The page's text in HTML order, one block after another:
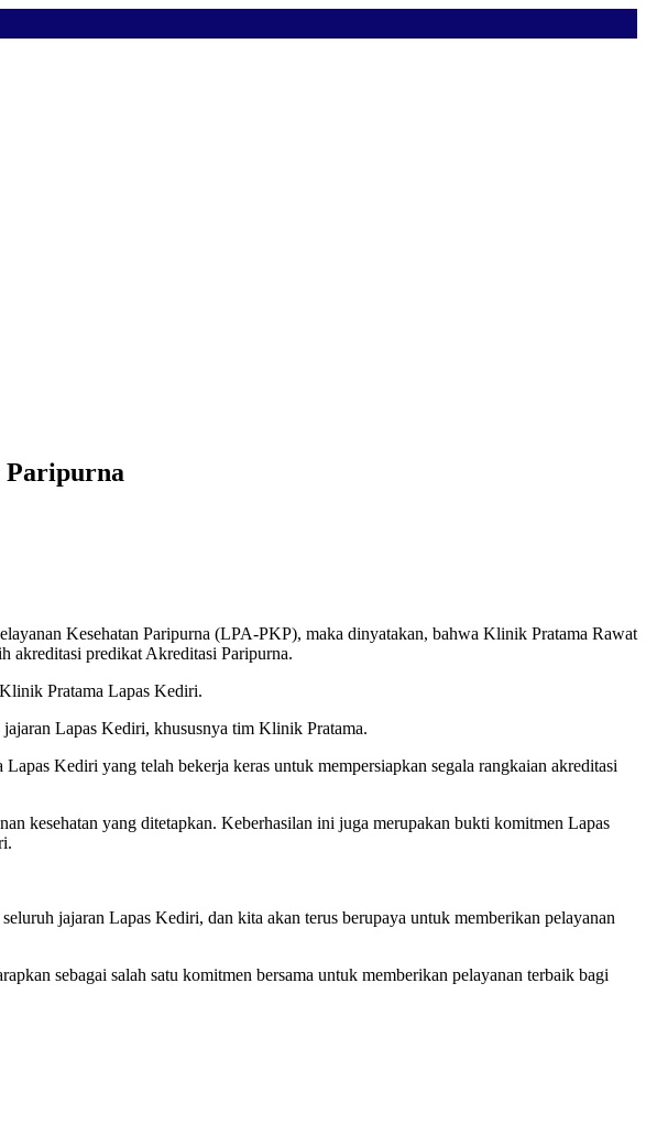
Paripurna
Kesehatan Paripurna (LPA-PKP), maka dinyatakan, bahwa Klinik Pratama Rawat
akreditasi predikat Akreditasi Paripurna.
Pratama Lapas Kediri.
Lapas Kediri, khususnya tim Klinik Pratama.
Kediri yang telah bekerja keras untuk mempersiapkan segala rangkaian akreditasi
kesehatan yang ditetapkan. Keberhasilan ini juga merupakan bukti komitmen Lapas
jajaran Lapas Kediri, dan kita akan terus berupaya untuk memberikan pelayanan
sebagai salah satu komitmen bersama untuk memberikan pelayanan terbaik bagi